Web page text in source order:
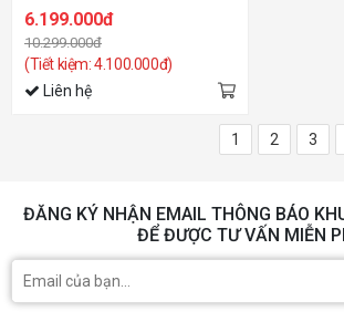
6.199.000đ
10.299.000đ
(Tiết kiệm: 4.100.000đ)
Liên hệ
1 2 3
ĐĂNG KÝ NHẬN EMAIL THÔNG BÁO
ĐỂ ĐƯỢC TƯ VẤN MIỄN